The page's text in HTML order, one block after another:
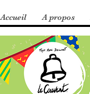
Accueil A propos